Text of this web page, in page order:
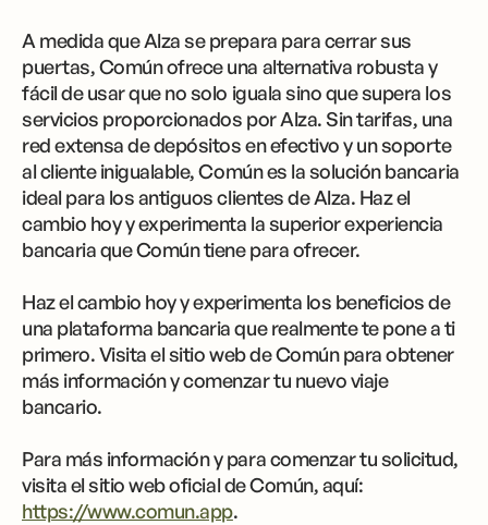
A medida que Alza se prepara para cerrar sus
puertas, Común ofrece una alternativa robusta y
fácil de usar que no solo iguala sino que supera los
servicios proporcionados por Alza. Sin tarifas, una
red extensa de depósitos en efectivo y un soporte
al cliente inigualable, Común es la solución bancaria
ideal para los antiguos clientes de Alza. Haz el
cambio hoy y experimenta la superior experiencia
bancaria que Común tiene para ofrecer.
Haz el cambio hoy y experimenta los beneficios de
una plataforma bancaria que realmente te pone a ti
primero. Visita el sitio web de Común para obtener
más información y comenzar tu nuevo viaje
bancario.
Para más información y para comenzar tu solicitud,
visita el sitio web oficial de Común, aquí:
https://www.comun.app.